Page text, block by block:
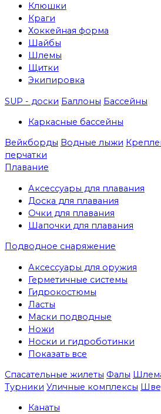
Клюшки
Краги
Хоккейная форма
Шайбы
Шлемы
Щитки
Экипировка
SUP - доски Баллоны Бассейны
Каркасные бассейны
Вейкборды Водные лыжи
перчатки
Плавание
Аксессуары для плавания
Доска для плавания
Очки для плавания
Шапочки для плавания
Подводное снаряжение
Аксессуары для оружия
Герметичные системы
Гидрокостюмы
Ласты
Маски подводные
Ножи
Носки и гидроботинки
Показать все
Спасательные жилеты Фалы
Турники Уличные комплексы
Канаты